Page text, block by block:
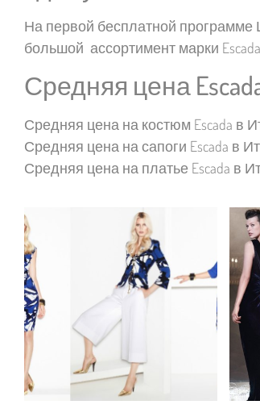
На первой бесплатной
большой ассортимент марки
Средняя цена
Средняя цена на костюм Escada в
Средняя цена на сапоги Escada в
Средняя цена на платье Escada в